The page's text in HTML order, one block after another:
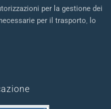
per la gestione dei
per il trasporto, lo